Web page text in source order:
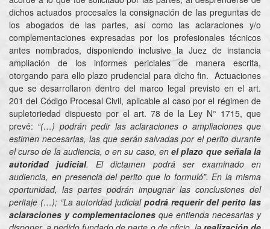
dichos actuados procesales la consignación de las preguntas de
los abogados de las partes, así como las aclaraciones y/o
complementaciones expresadas por los profesionales técnicos
antes nombrados, disponiendo inclusive la Juez de instancia
ampliación de los informes periciales de manera escrita,
otorgando para ello plazo prudencial para dicho fin. Actuaciones
que se desarrollaron dentro del marco legal previsto en el art.
201 del Código Procesal Civil, aplicable al caso por el régimen de
supletoriedad dispuesto por el art. 78 de la Ley N° 1715, que
prevé: “(…) podrán pedir las aclaraciones o ampliaciones que
estimen necesarias, las que serán salvadas por el perito durante
el curso de la audiencia, o en su caso, enel plazo que señala la
autoridad judicial. El dictamen podrá ser examinado en
audiencia, en presencia del perito que lo formuló”. En la misma
oportunidad, las partes podrán impugnar las conclusiones del
peritaje (…); “La autoridad judicial podrá requerir del perito las
aclaraciones y complementaciones que entienda necesarias y